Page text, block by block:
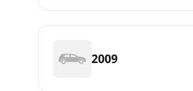
2009